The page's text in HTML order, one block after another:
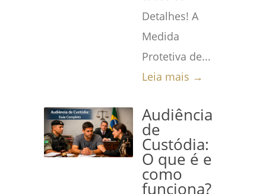
Detalhes! A
Medida
Protetiva de...
Leia mais →
Audiência
de
Custódia:
O que é e
como
funciona?